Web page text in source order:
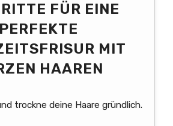
FÜR EINE
PERFEKTE
MIT
HAAREN
trockne deine Haare gründlich.